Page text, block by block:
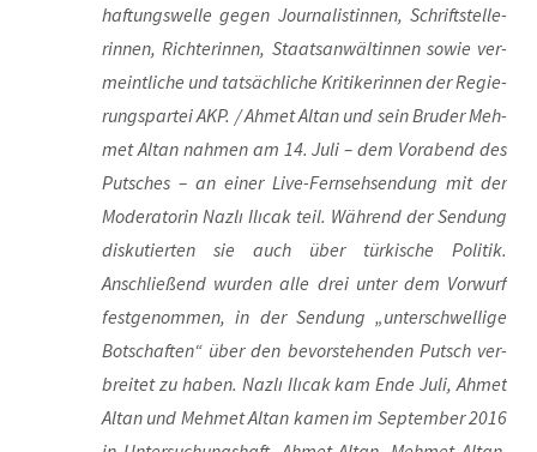
haf­tungs­wel­le gegen Jour­na­lis­tin­nen, Schrift­stel­le­
rin­nen, Rich­te­rin­nen, Staats­an­wäl­tin­nen sowie ver­
meint­li­che und tat­säch­li­che Kri­ti­ke­rin­nen der Regie­
rungs­par­tei AKP. / Ahmet Altan und sein Bru­der Meh­
met Altan nah­men am 14. Juli – dem Vor­abend des
Put­sches – an einer Live-Fern­seh­sen­dung mit der
Mode­ra­to­rin Naz­lı Ilı­cak teil. Wäh­rend der Sen­dung
dis­ku­tier­ten sie auch über tür­ki­sche Poli­tik.
Anschlie­ßend wur­den alle drei unter dem Vor­wurf
fest­ge­nom­men, in der Sen­dung „unter­schwel­li­ge
Bot­schaf­ten“ über den bevor­ste­hen­den Putsch ver­
brei­tet zu haben. Naz­lı Ilı­cak kam Ende Juli, Ahmet
Altan und Meh­met Altan kamen im Sep­tem­ber 2016